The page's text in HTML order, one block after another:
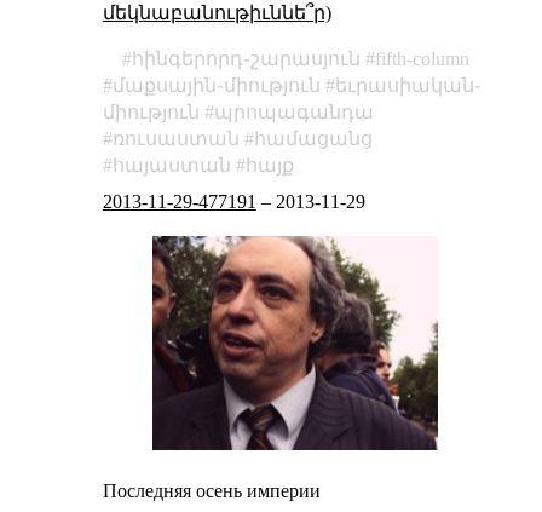
մեկնաբանութիւննե՞ր)
հինգերորդ֊շարասյուն
fifth-column
մաքսային֊միություն
եւրասիական֊
միություն
պրոպագանդա
ռուսաստան
համացանց
հայաստան
հայք
2013-11-29-477191 – 2013-11-29
Последняя осень империи